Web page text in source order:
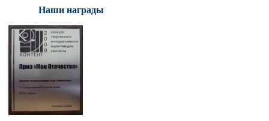
Наши награды